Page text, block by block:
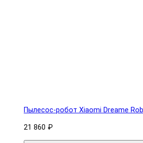
Пылесос-робот Xiaomi Dreame
21 860 ₽